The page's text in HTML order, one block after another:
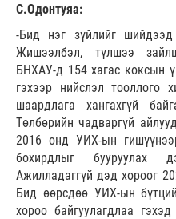
С.Одонтуяа:
-Бид нэг зүйлийг
Жишээлбэл, түлшээ
БНХАУ-д 154 хагас коксын
гэхээр нийслэл тооллого
шаардлага хангахгүй
Төлбөрийн чадваргүй
2016 онд УИХ-ын
бохирдлыг
Ажилладаггүй дэд хороог
Бид өөрсдөө УИХ-ын
хороо байгуулагдлаа